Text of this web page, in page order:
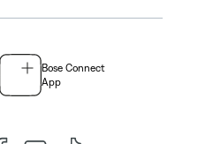
Bose Connect
App